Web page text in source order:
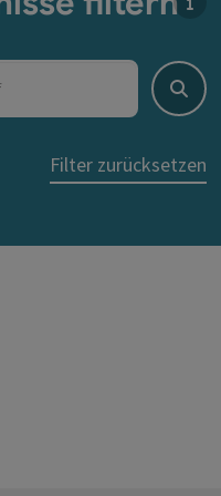
Suchen
Filter zurücksetzen